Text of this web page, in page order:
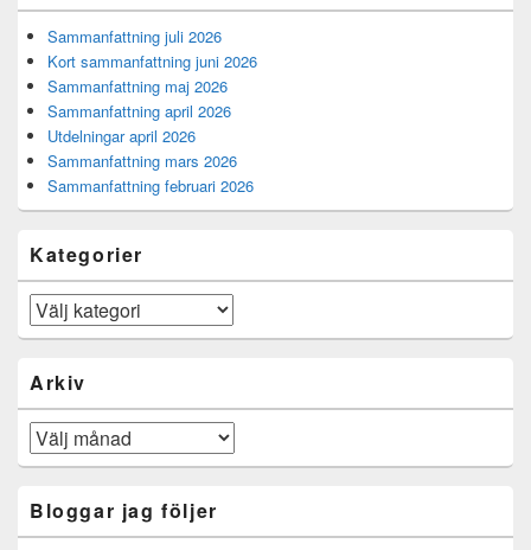
Sammanfattning juli 2026
Kort sammanfattning juni 2026
Sammanfattning maj 2026
Sammanfattning april 2026
Utdelningar april 2026
Sammanfattning mars 2026
Sammanfattning februari 2026
Kategorier
Kategorier
Arkiv
Arkiv
Bloggar jag följer